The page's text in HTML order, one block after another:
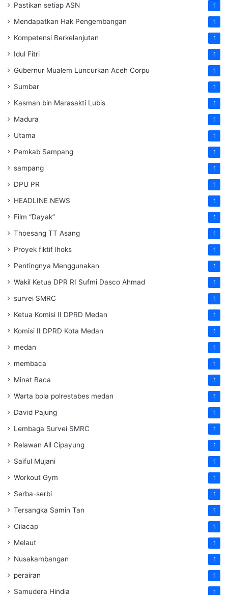
Pastikan setiap ASN 1
Mendapatkan Hak Pengembangan 1
Kompetensi Berkelanjutan 1
Idul Fitri 1
Gubernur Mualem Luncurkan Aceh Corpu 1
Sumbar 1
Kasman bin Marasakti Lubis 1
Madura 1
Utama 1
Pemkab Sampang 1
sampang 1
DPU PR 1
HEADLINE NEWS 1
Film “Dayak” 1
Thoesang TT Asang 1
Proyek fiktif lhoks 1
Pentingnya Menggunakan 1
Wakil Ketua DPR RI Sufmi Dasco Ahmad 1
survei SMRC 1
Ketua Komisi II DPRD Medan 1
Komisi II DPRD Kota Medan 1
medan 1
membaca 1
Minat Baca 1
Warta bola polrestabes medan 1
David Pajung 1
Lembaga Survei SMRC 1
Relawan All Cipayung 1
Saiful Mujani 1
Workout Gym 1
Serba-serbi 1
Tersangka Samin Tan 1
Cilacap 1
Melaut 1
Nusakambangan 1
perairan 1
Samudera Hindia 1